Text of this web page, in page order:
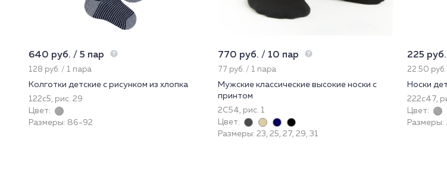
640 руб. / 5 пар
128 руб. / 1 пара
Колготки детские с рисунком из хлопка
122с5, рис. 29
Цвет:
Размеры: 86-92
770 руб. / 10 пар
77 руб. / 1 пара
Мужские классические высокие носки с
принтом
2С54, рис. 1
Цвет:
Размеры: 23, 25, 27, 29, 31
225
22.50
Носки
222с47,
Цвет:
Размеры: